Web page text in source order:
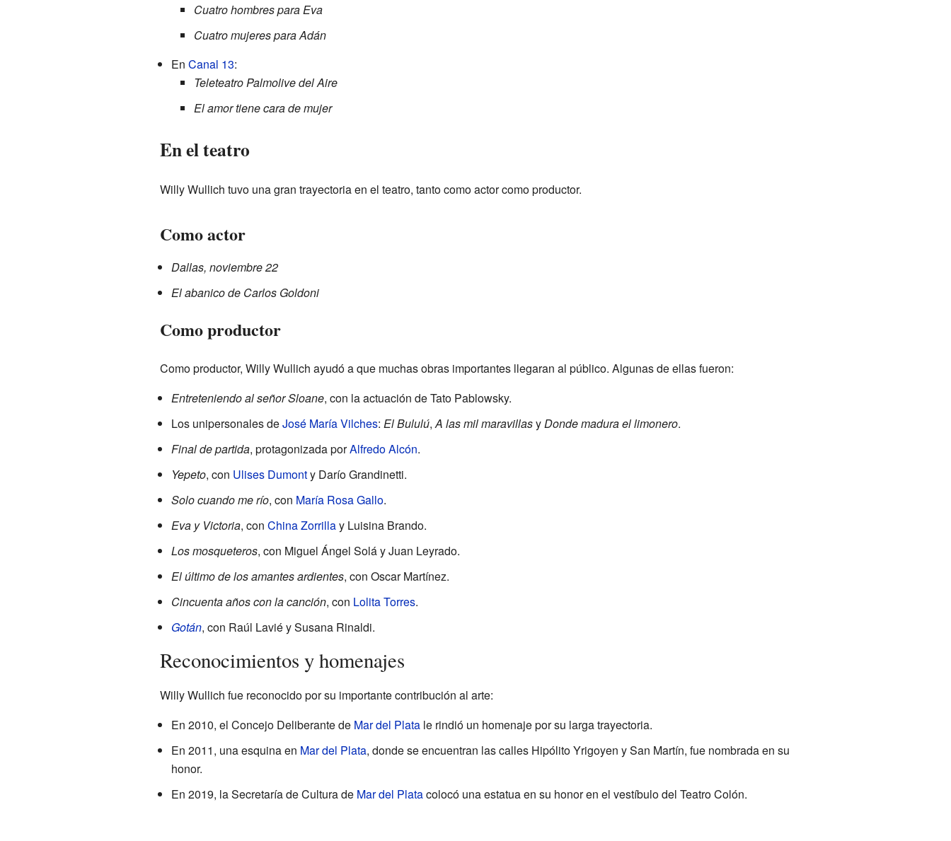
Cuatro hombres para Eva
Cuatro mujeres para Adán
En Canal 13:
Teleteatro Palmolive del Aire
El amor tiene cara de mujer
En el teatro
Willy Wullich tuvo una gran trayectoria en el teatro, tanto como actor como productor.
Como actor
Dallas, noviembre 22
El abanico de Carlos Goldoni
Como productor
Como productor, Willy Wullich ayudó a que muchas obras importantes llegaran al público. Algunas de ellas fueron:
Entreteniendo al señor Sloane, con la actuación de Tato Pablowsky.
Los unipersonales deJosé María Vilches: El Bululú,A las mil maravillasyDonde madura el limonero.
Final de partida, protagonizada porAlfredo Alcón.
Yepeto, con Ulises Dumonty Darío Grandinetti.
Solo cuando me río, con María Rosa Gallo.
Eva y Victoria, con China Zorrillay Luisina Brando.
Los mosqueteros, con Miguel Ángel Solá y Juan Leyrado.
El último de los amantes ardientes, con Oscar Martínez.
Cincuenta años con la canción, con Lolita Torres.
Gotán, con Raúl Lavié y Susana Rinaldi.
Reconocimientos y homenajes
Willy Wullich fue reconocido por su importante contribución al arte:
En 2010, el Concejo Deliberante de Mar del Platale rindió un homenaje por su larga trayectoria.
En 2011, una esquina en Mar del Plata, donde se encuentran las calles Hipólito Yrigoyen y San Martín, fue nombrada en su
honor.
En 2019, la Secretaría de Cultura de Mar del Platacolocó una estatua en su honor en el vestíbulo del Teatro Colón.